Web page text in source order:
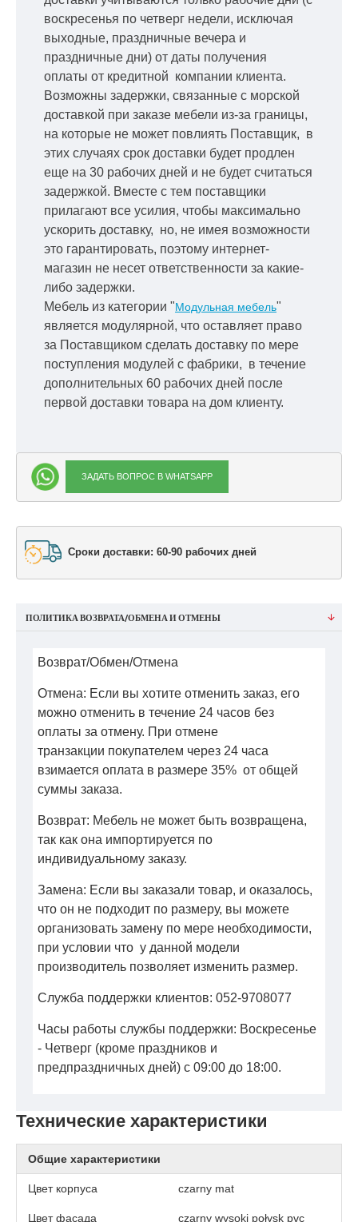
воскресенья по четверг недели, исключая
выходные, праздничные вечера и
праздничные дни) от даты получения
оплаты от кредитной компании клиента.
Возможны задержки, связанные с морской
доставкой при заказе мебели из-за границы,
на которые не может повлиять Поставщик, в
этих случаях срок доставки будет продлен
еще на 30 рабочих дней и не будет считаться
задержкой. Вместе с тем поставщики
прилагают все усилия, чтобы максимально
ускорить доставку, но, не имея возможности
это гарантировать, поэтому интернет-
магазин не несет ответственности за какие-
либо задержки.
Мебель из категории "Модульная мебель"
является модулярной, что оставляет право
за Поставщиком сделать доставку по мере
поступления модулей с фабрики, в течение
дополнительных 60 рабочих дней после
первой доставки товара на дом клиенту.
ЗАДАТЬ ВОПРОС В WHATSAPP
Сроки доставки: 60-90 рабочих дней
Технические характеристики
Общие характеристики
Цвет корпуса czarny mat
Цвет фасада czarny wysoki połysk pvc
ПОЛИТИКА ВОЗВРАТА/ОБМЕНА И ОТМЕНЫ
Возврат/Обмен/Отмена
Отмена: Если вы хотите отменить заказ, его
можно отменить в течение 24 часов без
оплаты за отмену. При отмене
транзакции покупателем через 24 часа
взимается оплата в размере 35% от общей
суммы заказа.
Возврат: Мебель не может быть возвращена,
так как она импортируется по
индивидуальному заказу.
Замена: Если вы заказали товар, и оказалось,
что он не подходит по размеру, вы можете
организовать замену по мере необходимости,
при условии что у данной модели
производитель позволяет изменить размер.
Служба поддержки клиентов: 052-9708077
Часы работы службы поддержки: Воскресенье
- Четверг (кроме праздников и
предпраздничных дней) с 09:00 до 18:00.